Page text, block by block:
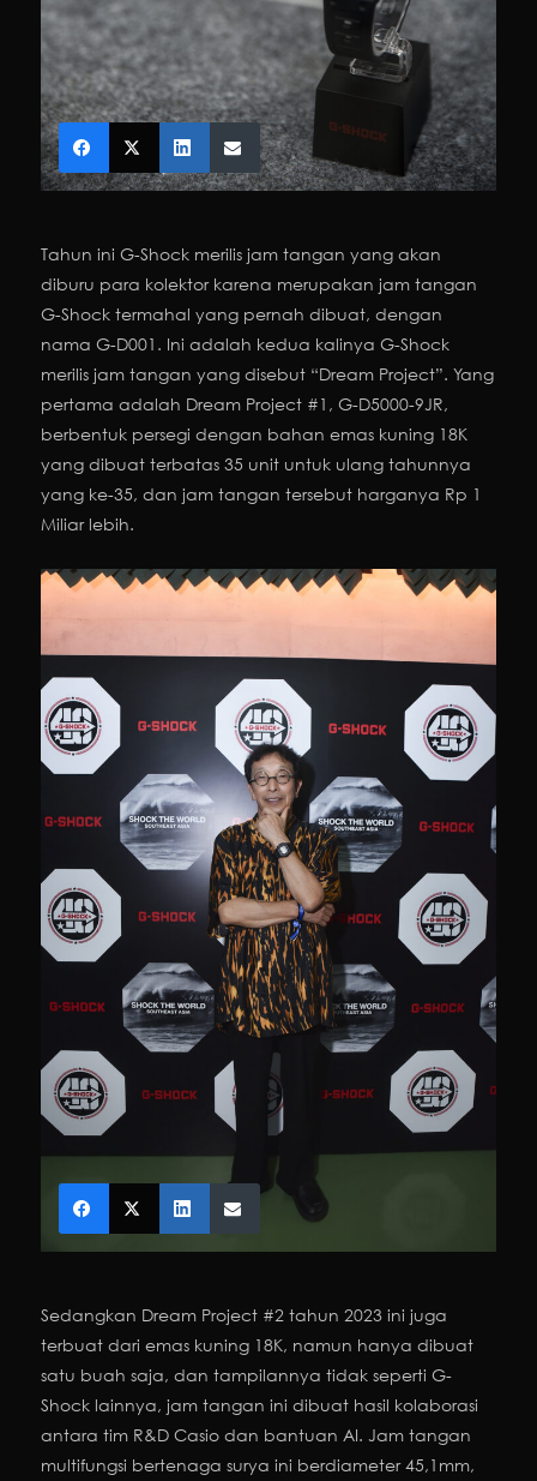
Tahun ini G-Shock merilis jam tangan yang akan
diburu para kolektor karena merupakan jam tangan
G-Shock termahal yang pernah dibuat, dengan
nama G-D001. Ini adalah kedua kalinya G-Shock
merilis jam tangan yang disebut “Dream Project”. Yang
pertama adalah Dream Project #1, G-D5000-9JR,
berbentuk persegi dengan bahan emas kuning 18K
yang dibuat terbatas 35 unit untuk ulang tahunnya
yang ke-35, dan jam tangan tersebut harganya Rp 1
Miliar lebih.
Sedangkan Dream Project #2 tahun 2023 ini juga
terbuat dari emas kuning 18K, namun hanya dibuat
satu buah saja, dan tampilannya tidak seperti G-
Shock lainnya, jam tangan ini dibuat hasil kolaborasi
antara tim R&D Casio dan bantuan AI. Jam tangan
multifungsi bertenaga surya ini berdiameter 45,1mm,